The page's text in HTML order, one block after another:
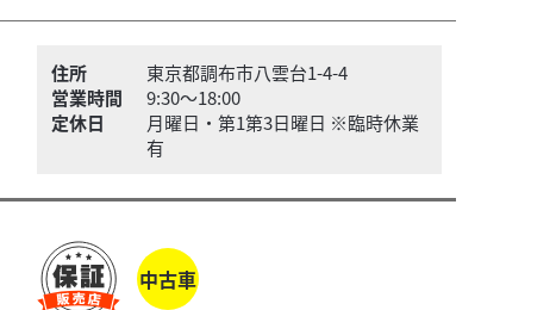
住所
東京都調布市八雲台1-4-4
営業時間
9:30～18:00
定休日
月曜日・第1第3日曜日 ※臨時休業
有
中古車